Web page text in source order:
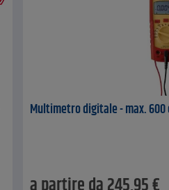
Multimetro digitale - max. 600